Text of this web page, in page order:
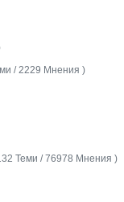
/ 2229 Мнения )
Теми / 76978 Мнения )